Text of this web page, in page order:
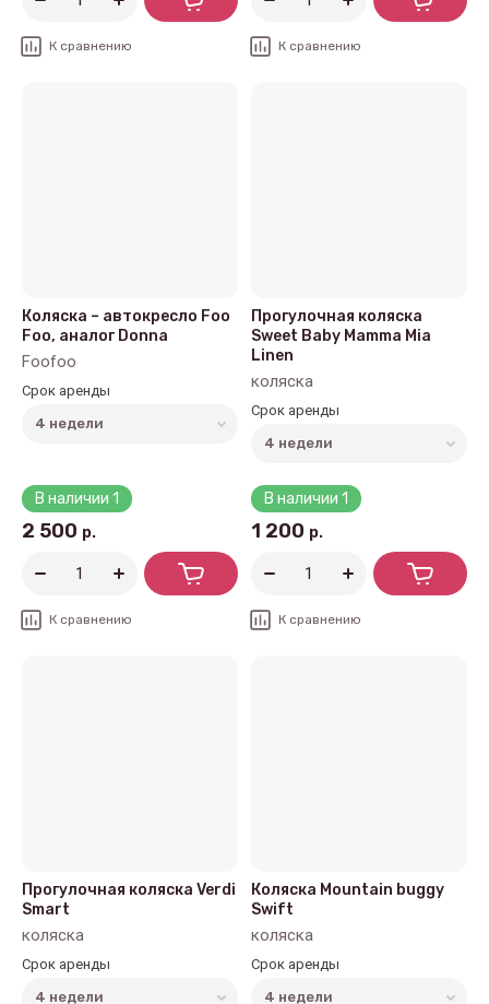
К сравнению К сравнению
Коляска – автокресло Foo
Foo, аналог Donna
Foofoo
Срок аренды
В наличии 1
2 500 р.
К сравнению
Прогулочная коляска
Sweet Baby Mamma Mia
Linen
коляска
Срок аренды
В наличии 1
1 200 р.
К сравнению
Прогулочная коляска Verdi
Smart
коляска
Срок аренды
Коляска Mountain buggy
Swift
коляска
Срок аренды